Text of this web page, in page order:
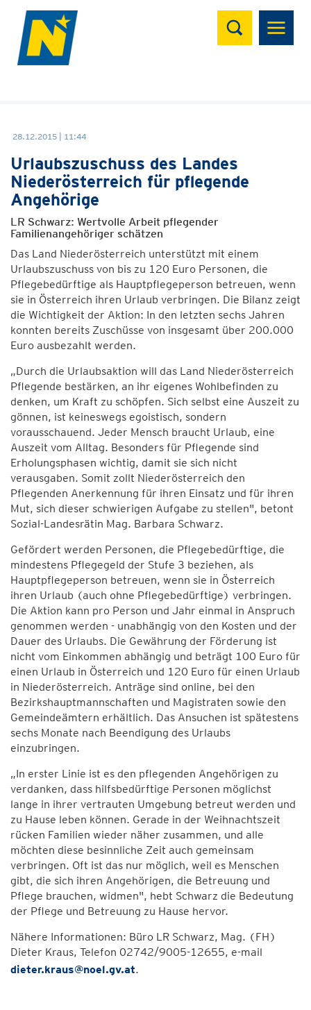
Suchen
28.12.2015 | 11:44
Urlaubszuschuss des Landes
Niederösterreich für pflegende
Angehörige
LR Schwarz: Wertvolle Arbeit pflegender
Familienangehöriger schätzen
Das Land Niederösterreich unterstützt mit einem
Urlaubszuschuss von bis zu 120 Euro Personen, die
Pflegebedürftige als Hauptpflegeperson betreuen, wenn
sie in Österreich ihren Urlaub verbringen. Die Bilanz zeigt
die Wichtigkeit der Aktion: In den letzten sechs Jahren
konnten bereits Zuschüsse von insgesamt über 200.000
Euro ausbezahlt werden.
„Durch die Urlaubsaktion will das Land Niederösterreich
Pflegende bestärken, an ihr eigenes Wohlbefinden zu
denken, um Kraft zu schöpfen. Sich selbst eine Auszeit zu
gönnen, ist keineswegs egoistisch, sondern
vorausschauend. Jeder Mensch braucht Urlaub, eine
Auszeit vom Alltag. Besonders für Pflegende sind
Erholungsphasen wichtig, damit sie sich nicht
verausgaben. Somit zollt Niederösterreich den
Pflegenden Anerkennung für ihren Einsatz und für ihren
Mut, sich dieser schwierigen Aufgabe zu stellen", betont
Sozial-Landesrätin Mag. Barbara Schwarz.
Gefördert werden Personen, die Pflegebedürftige, die
mindestens Pflegegeld der Stufe 3 beziehen, als
Hauptpflegeperson betreuen, wenn sie in Österreich
ihren Urlaub (auch ohne Pflegebedürftige) verbringen.
Die Aktion kann pro Person und Jahr einmal in Anspruch
genommen werden - unabhängig von den Kosten und der
Dauer des Urlaubs. Die Gewährung der Förderung ist
nicht vom Einkommen abhängig und beträgt 100 Euro für
einen Urlaub in Österreich und 120 Euro für einen Urlaub
in Niederösterreich. Anträge sind online, bei den
Bezirkshauptmannschaften und Magistraten sowie den
Gemeindeämtern erhältlich. Das Ansuchen ist spätestens
sechs Monate nach Beendigung des Urlaubs
einzubringen.
„In erster Linie ist es den pflegenden Angehörigen zu
verdanken, dass hilfsbedürftige Personen möglichst
lange in ihrer vertrauten Umgebung betreut werden und
zu Hause leben können. Gerade in der Weihnachtszeit
rücken Familien wieder näher zusammen, und alle
möchten diese besinnliche Zeit auch gemeinsam
verbringen. Oft ist das nur möglich, weil es Menschen
gibt, die sich ihren Angehörigen, die Betreuung und
Pflege brauchen, widmen", hebt Schwarz die Bedeutung
der Pflege und Betreuung zu Hause hervor.
Nähere Informationen: Büro LR Schwarz, Mag. (FH)
Dieter Kraus, Telefon 02742/9005-12655, e-mail
dieter.kraus@noel.gv.at.